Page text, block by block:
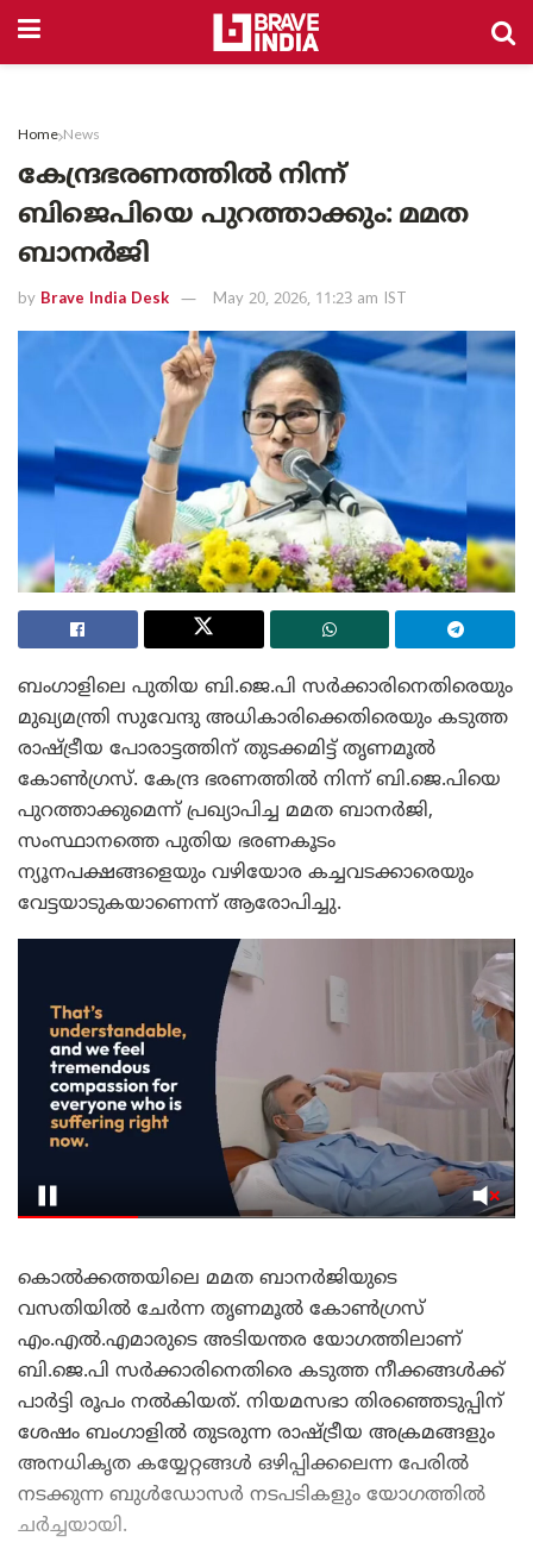
Home News
കേന്ദ്രഭരണത്തിൽ നിന്ന്
ബിജെപിയെ പുറത്താക്കും: മമത
ബാനർജി
by Brave India Desk May 20, 2026, 11:23 am IST
ബംഗാളിലെ പുതിയ ബി.ജെ.പി സർക്കാരിനെതിരെയും
മുഖ്യമന്ത്രി സുവേന്ദു അധികാരിക്കെതിരെയും കടുത്ത
രാഷ്ട്രീയ പോരാട്ടത്തിന് തുടക്കമിട്ട് തൃണമൂൽ
കോൺഗ്രസ്. കേന്ദ്ര ഭരണത്തിൽ നിന്ന് ബി.ജെ.പിയെ
പുറത്താക്കുമെന്ന് പ്രഖ്യാപിച്ച മമത ബാനർജി,
സംസ്ഥാനത്തെ പുതിയ ഭരണകൂടം
ന്യൂനപക്ഷങ്ങളെയും വഴിയോര കച്ചവടക്കാരെയും
വേട്ടയാടുകയാണെന്ന് ആരോപിച്ചു.
കൊൽക്കത്തയിലെ മമത ബാനർജിയുടെ
വസതിയിൽ ചേർന്ന തൃണമൂൽ കോൺഗ്രസ്
എം.എൽ.എമാരുടെ അടിയന്തര യോഗത്തിലാണ്
ബി.ജെ.പി സർക്കാരിനെതിരെ കടുത്ത നീക്കങ്ങൾക്ക്
പാർട്ടി രൂപം നൽകിയത്. നിയമസഭാ തിരഞ്ഞെടുപ്പിന്
ശേഷം ബംഗാളിൽ തുടരുന്ന രാഷ്ട്രീയ അക്രമങ്ങളും
അനധികൃത കയ്യേറ്റങ്ങൾ ഒഴിപ്പിക്കലെന്ന പേരിൽ
നടക്കുന്ന ബുൾഡോസർ നടപടികളും യോഗത്തിൽ
ചർച്ചയായി.